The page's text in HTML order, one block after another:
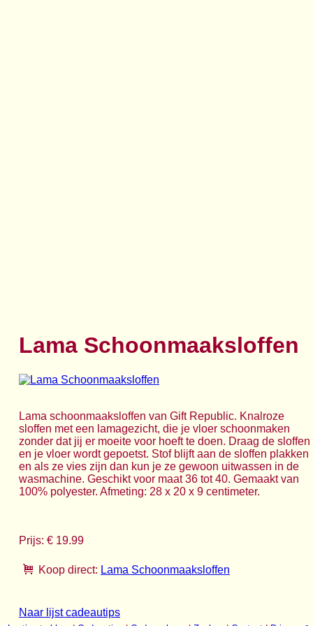
Lama Schoonmaaksloffen
Lama schoonmaaksloffen van Gift Republic. Knalroze
sloffen met een lamagezicht, die je vloer schoonmaken
zonder dat jij er moeite voor hoeft te doen. Draag de sloffen
en je vloer wordt gepoetst. Stof blijft aan de sloffen plakken
en als ze vies zijn dan kun je ze gewoon uitwassen in de
wasmachine. Geschikt voor maat 36 tot 40. Gemaakt van
100% polyester. Afmeting: 28 x 20 x 9 centimeter.
Prijs: € 19.99
Koop direct: Lama Schoonmaaksloffen
Naar lijst cadeautips